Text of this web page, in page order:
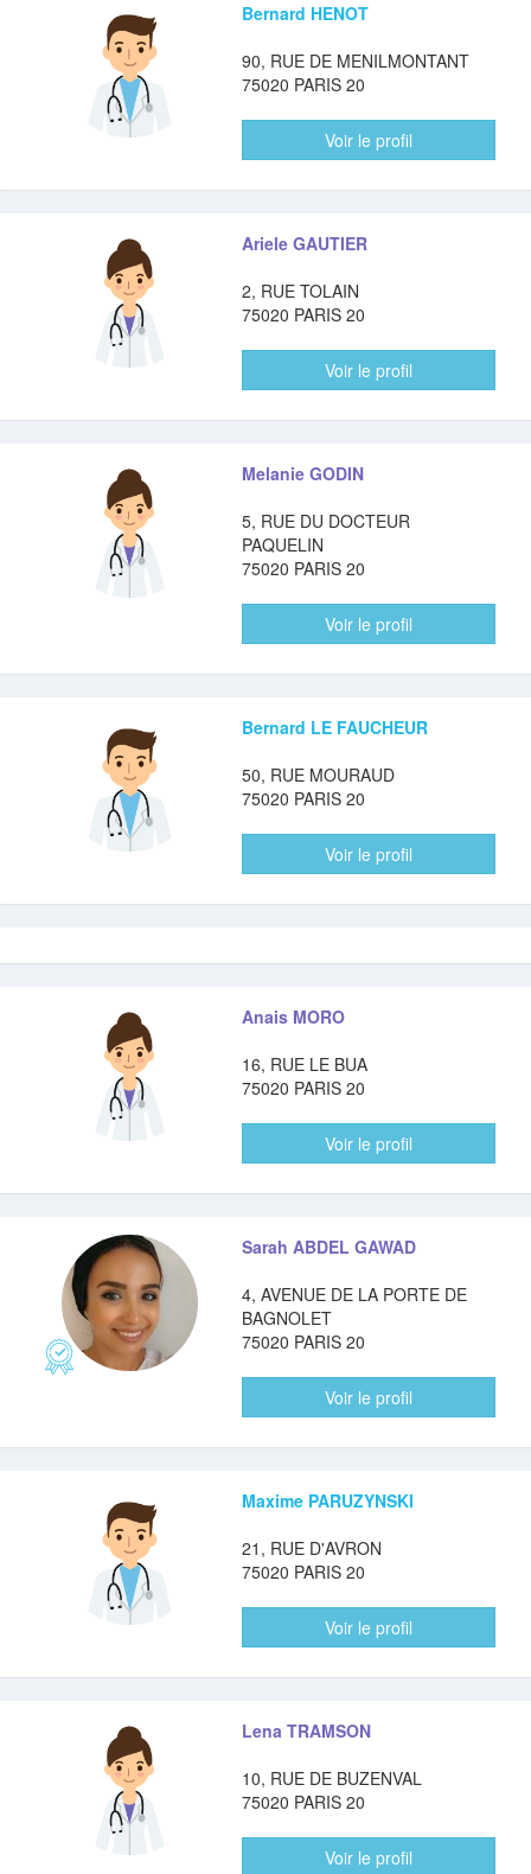
Bernard HENOT
90, RUE DE MENILMONTANT
75020 PARIS 20
Voir le profil
Ariele GAUTIER
2, RUE TOLAIN
75020 PARIS 20
Voir le profil
Melanie GODIN
5, RUE DU DOCTEUR
PAQUELIN
75020 PARIS 20
Voir le profil
Bernard LE FAUCHEUR
50, RUE MOURAUD
75020 PARIS 20
Voir le profil
Anais MORO
16, RUE LE BUA
75020 PARIS 20
Voir le profil
Sarah ABDEL GAWAD
4, AVENUE DE LA PORTE DE
BAGNOLET
75020 PARIS 20
Voir le profil
Maxime PARUZYNSKI
21, RUE D'AVRON
75020 PARIS 20
Voir le profil
Lena TRAMSON
10, RUE DE BUZENVAL
75020 PARIS 20
Voir le profil